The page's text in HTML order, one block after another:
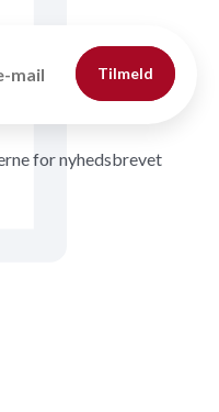
for nyhedsbrevet
Tilmeld